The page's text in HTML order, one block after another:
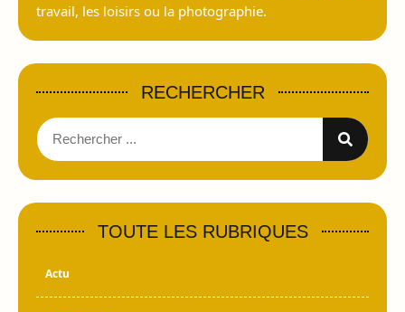
travail, les loisirs ou la photographie.
RECHERCHER
TOUTE LES RUBRIQUES
Actu